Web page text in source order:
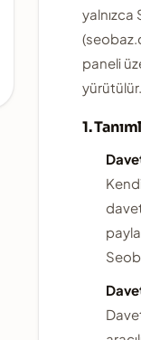
yalnızca
paneli
yürütülür.
1.